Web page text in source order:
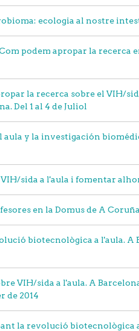
ecologia al nostre
podem apropar la recerca
la recerca sobre el VIH/
Del 1 al 4 de Juliol
y la investigación
sida a l'aula i fomentar
en la Domus de A Coruña
biotecnològica a l'aula. A
VIH/sida a l'aula. A
de 2014
la revolució biotecnològica a